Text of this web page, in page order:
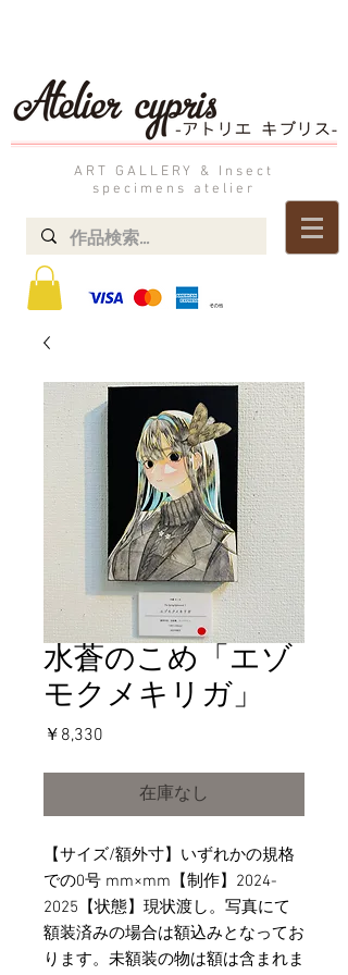
ART GALLERY & Insect
specimens atelier
水蒼のこめ「エゾ
モクメキリガ」
￥8,330
在庫なし
【サイズ/額外寸】いずれかの規格
での0号 mm×mm【制作】2024-
2025【状態】現状渡し。写真にて
額装済みの場合は額込みとなってお
ります。未額装の物は額は含まれま